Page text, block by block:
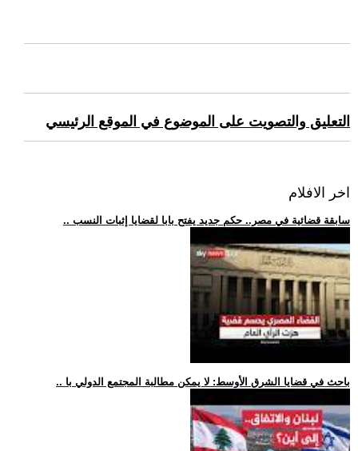
التعليق والتصويت على الموضوع في الموقع الرئيسي
اخر الافلام
.. سابقة قضائية في مصر.. حكم جديد يفتح بابا لقضايا إثبات النسب
.. باحث في قضايا الشرق الأوسط: لا يمكن مطالبة المجتمع الدولي با